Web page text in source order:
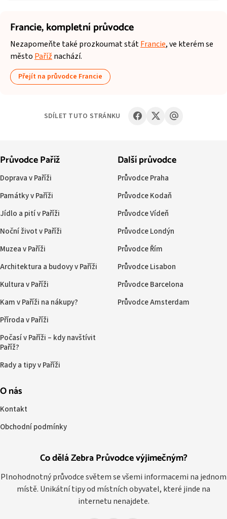
Francie,kompletní průvodce
Nezapomeňte také prozkoumat státFrancie, ve kterém se
město Paříž nachází.
Přejít na průvodce Francie
SDÍLET TUTO STRÁNKU
Co dělá Zebra Průvodce výjimečným?
Plnohodnotný průvodce světem se všemi informacemi na jednom
místě. Unikátní tipy od místních obyvatel, které jinde na
internetu nenajdete.
Průvodce Paříž
Doprava v Paříži
Památky v Paříži
Jídlo a pití v Paříži
Noční život v Paříži
Muzea v Paříži
Architektura a budovy v Paříži
Kultura v Paříži
Kam v Paříži na nákupy?
Příroda v Paříži
Počasí v Paříži – kdy navštívit
Paříž?
Rady a tipy v Paříži
Další průvodce
Průvodce Praha
Průvodce Kodaň
Průvodce Vídeň
Průvodce Londýn
Průvodce Řím
Průvodce Lisabon
Průvodce Barcelona
Průvodce Amsterdam
O nás
Kontakt
Obchodní podmínky